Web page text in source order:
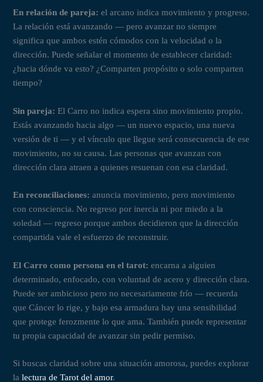
En relación de pareja: el arcano indica movimiento y progreso.
La relación está avanzando — pero avanzar no siempre
significa que ambos estén cómodos con la velocidad o la
dirección. Puede señalar el momento de establecer claridad:
¿hacia dónde va esto? ¿Comparten propósito o solo comparten
tiempo?
Sin pareja: El Carro no indica espera sino movimiento propio.
Estás avanzando hacia algo — un nuevo espacio, una nueva
versión de ti — y el vínculo que llegue será consecuencia de ese
movimiento, no su causa. Las personas que avanzan con
dirección clara atraen a quienes resuenan con esa claridad.
En reconciliaciones: anuncia movimiento, pero movimiento
con consciencia. No regreso por inercia ni por miedo a la
soledad — regreso porque ambos decidieron que la dirección
compartida vale el esfuerzo de reconstruir.
El Carro como persona en el tarot: encarna a alguien
determinado, enfocado, con voluntad de acero y dirección clara.
Puede ser ambicioso pero no necesariamente frío — recuerda
que Cáncer lo rige, y bajo esa armadura hay una sensibilidad
que protege ferozmente lo que ama. También puede representar
tu propia capacidad de avanzar sin pedir permiso.
Si buscas claridad sobre una situación amorosa, puedes explorar
lalectura de Tarot del amor.